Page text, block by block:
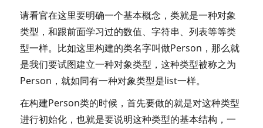
请看官在这里要明确一个基本概念，类就是一种对象
类型，和跟前面学习过的数值、字符串、列表等等类
型一样。比如这里构建的类名字叫做Person，那么就
是我们要试图建立一种对象类型，这种类型被称之为
Person，就如同有一种对象类型是list一样。
在构建Person类的时候，首先要做的就是对这种类型
进行初始化，也就是要说明这种类型的基本结构，一